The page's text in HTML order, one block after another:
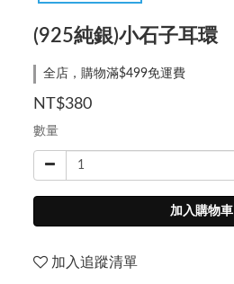
(925純銀)小石子耳環
全店，購物滿$499免運費
NT$380
數量
加入購物車
加入追蹤清單